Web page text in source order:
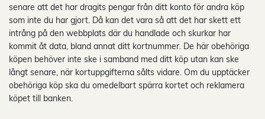
senare att det har dragits pengar från ditt konto för andra köp
som inte du har gjort. Då kan det vara så att det har skett ett
intrång på den webbplats där du handlade och skurkar har
kommit åt data, bland annat ditt kortnummer. De här obehöriga
köpen behöver inte ske i samband med ditt köp utan kan ske
långt senare, när kortuppgifterna sålts vidare. Om du upptäcker
obehöriga köp ska du omedelbart spärra kortet och reklamera
köpet till banken.